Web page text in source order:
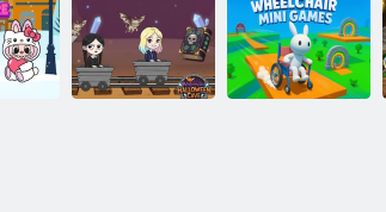
Labubu važiuoja
vežimėliu
Katės mergaitės
čiuožėjas